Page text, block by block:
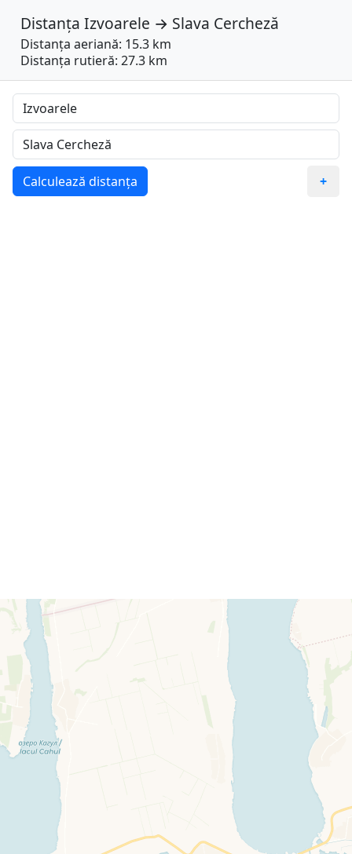
Distanța Izvoarele → Slava Cercheză
Distanța aeriană: 15.3 km
Distanța rutieră: 27.3 km
Calculează distanța +